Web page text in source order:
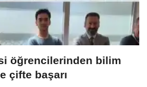
öğrencilerinden bilim
çifte başarı